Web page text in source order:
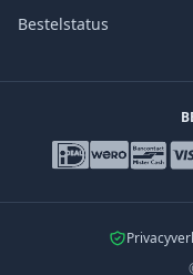
Bestelstatus